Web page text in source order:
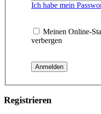
Ich habe mein
Meinen Online-
verbergen
Registrieren